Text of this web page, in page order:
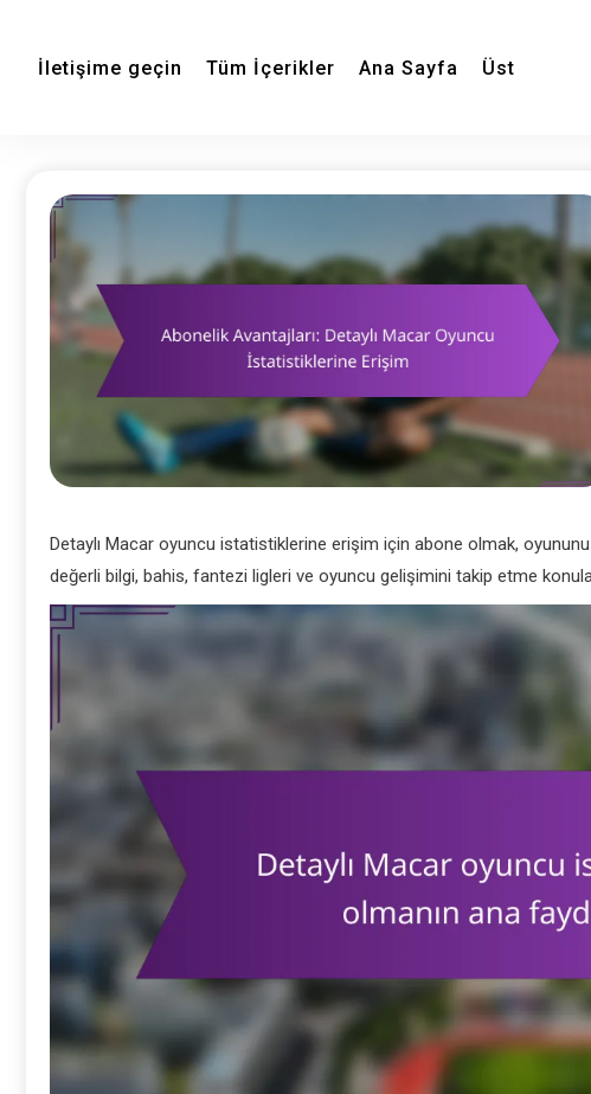
İletişime geçin Tüm İçerikler Ana Sayfa Üst
Detaylı Macar oyuncu istatistiklerine erişim için abone olmak,
değerli bilgi, bahis, fantezi ligleri ve oyuncu gelişimini takip etme